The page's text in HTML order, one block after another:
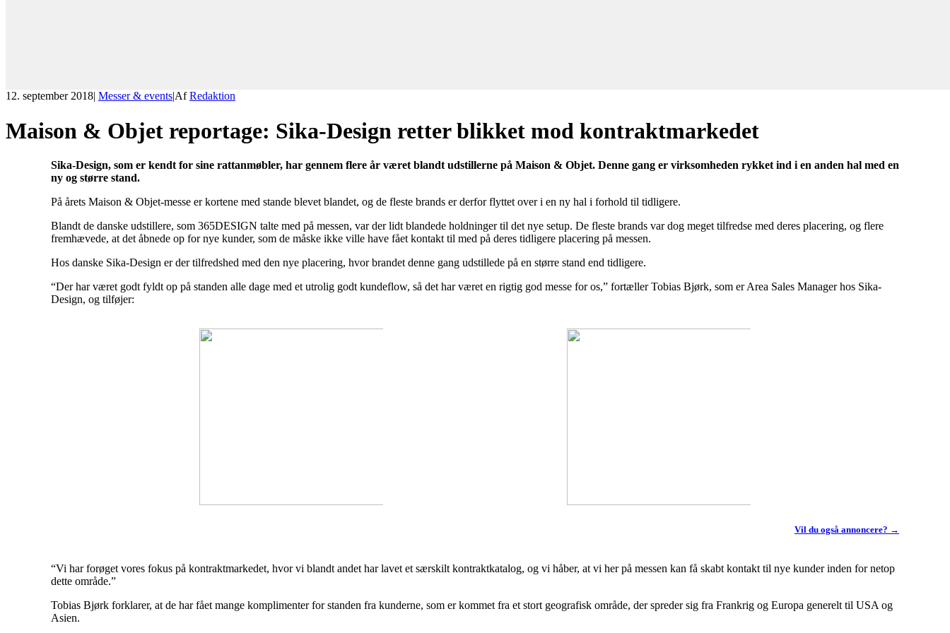
12. september 2018 Messer & eventsAfRedaktion
Maison & Objet reportage: Sika-Design retter blikket mod kontraktmarkedet
Sika-Design, som er kendt for sine rattanmøbler, har gennem flere år været blandt udstillerne på Maison & Objet. Denne gang er virksomheden rykket ind i en anden hal med en
ny og større stand.
På årets Maison & Objet-messe er kortene med stande blevet blandet, og de fleste brands er derfor flyttet over i en ny hal i forhold til tidligere.
Blandt de danske udstillere, som 365DESIGN talte med på messen, var der lidt blandede holdninger til det nye setup. De fleste brands var dog meget tilfredse med deres placering, og flere
fremhævede, at det åbnede op for nye kunder, som de måske ikke ville have fået kontakt til med på deres tidligere placering på messen.
Hos danske Sika-Design er der tilfredshed med den nye placering, hvor brandet denne gang udstillede på en større stand end tidligere.
“Der har været godt fyldt op på standen alle dage med et utrolig godt kundeflow, så det har været en rigtig god messe for os,” fortæller Tobias Bjørk, som er Area Sales Manager hos Sika-
Design, og tilføjer:
Vil du også annoncere? →
“Vi har forøget vores fokus på kontraktmarkedet, hvor vi blandt andet har lavet et særskilt kontraktkatalog, og vi håber, at vi her på messen kan få skabt kontakt til nye kunder inden for netop
dette område.”
Tobias Bjørk forklarer, at de har fået mange komplimenter for standen fra kunderne, som er kommet fra et stort geografisk område, der spreder sig fra Frankrig og Europa generelt til USA og
Asien.